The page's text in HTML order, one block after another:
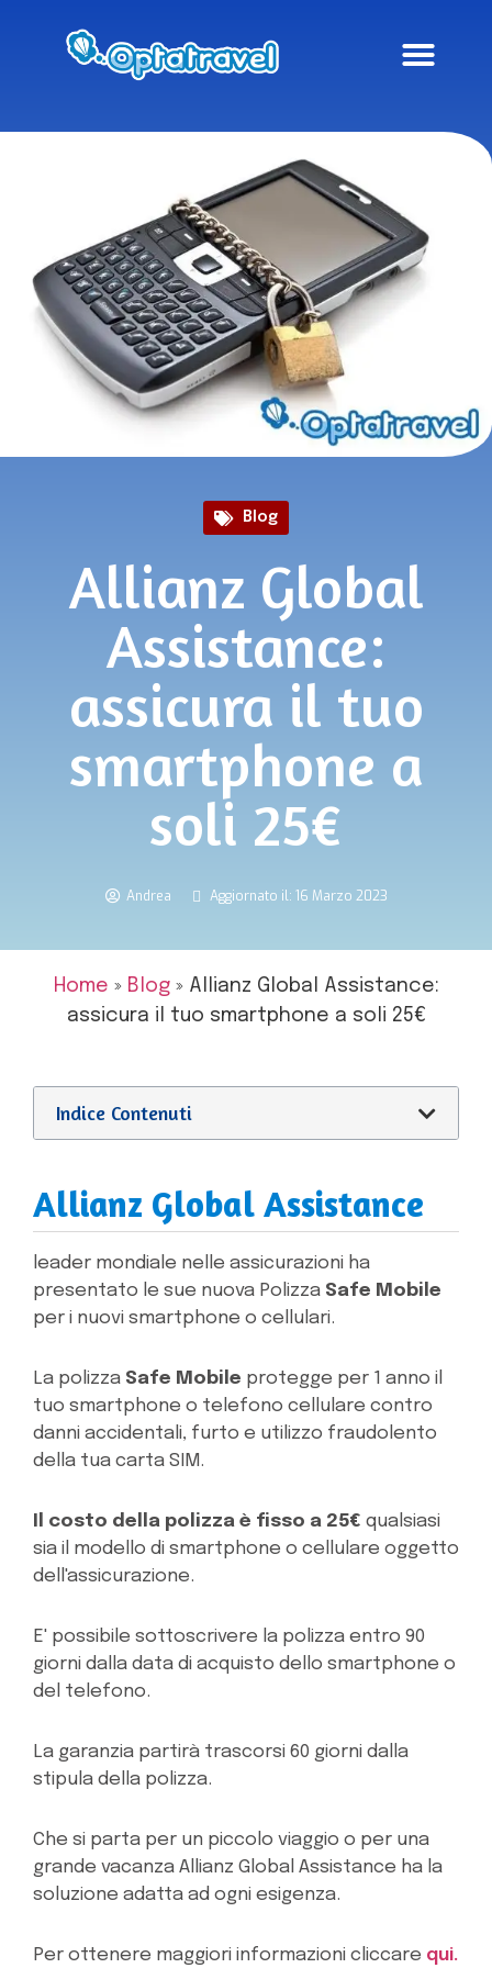
Blog
Allianz Global
Assistance:
assicura il tuo
smartphone a
soli 25€
Andrea Aggiornato il: 16 Marzo 2023
Home » Blog» Allianz Global Assistance:
assicura il tuo smartphone a soli 25€
Indice Contenuti
Allianz Global Assistance
leader mondiale nelle assicurazioni ha
presentato le sue nuova Polizza Safe Mobile
per i nuovi smartphone o cellulari.
La polizza Safe Mobile protegge per 1 anno il
tuo smartphone o telefono cellulare contro
danni accidentali, furto e utilizzo fraudolento
della tua carta SIM.
Il costo della polizza è fisso a 25€ qualsiasi
sia il modello di smartphone o cellulare oggetto
dell'assicurazione.
E' possibile sottoscrivere la polizza entro 90
giorni dalla data di acquisto dello smartphone o
del telefono.
La garanzia partirà trascorsi 60 giorni dalla
stipula della polizza.
Che si parta per un piccolo viaggio o per una
grande vacanza Allianz Global Assistance ha la
soluzione adatta ad ogni esigenza.
Per ottenere maggiori informazioni cliccare qui.